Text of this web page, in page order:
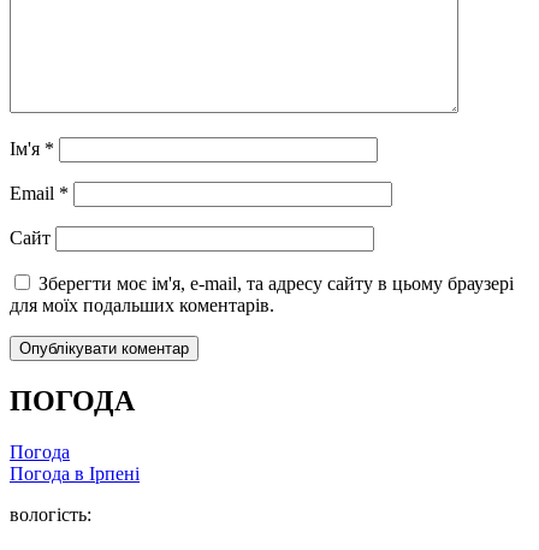
Ім'я *
Email *
Сайт
Зберегти моє ім'я, e-mail, та адресу сайту в цьому браузері
для моїх подальших коментарів.
ПОГОДА
Погода
Погода в Ірпені
вологість: